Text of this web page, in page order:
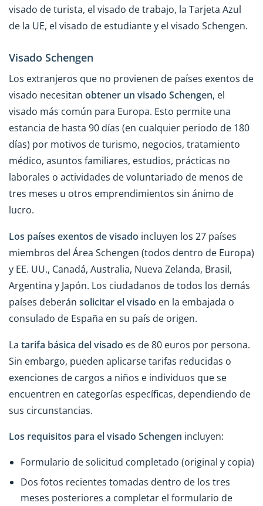
visado de turista, el visado de trabajo, la Tarjeta Azul
de la UE, el visado de estudiante y el visado Schengen.
Visado Schengen
Los extranjeros que no provienen de países exentos de
visado necesitan obtener un visado Schengen, el
visado más común para Europa. Esto permite una
estancia de hasta 90 días (en cualquier periodo de 180
días) por motivos de turismo, negocios, tratamiento
médico, asuntos familiares, estudios, prácticas no
laborales o actividades de voluntariado de menos de
tres meses u otros emprendimientos sin ánimo de
lucro.
Los países exentos de visado incluyen los 27 países
miembros del Área Schengen (todos dentro de Europa)
y EE. UU., Canadá, Australia, Nueva Zelanda, Brasil,
Argentina y Japón. Los ciudadanos de todos los demás
países deberán solicitar elvisado en la embajada o
consulado de España en su país de origen.
La tarifa básica del visado es de 80 euros por persona.
Sin embargo, pueden aplicarse tarifas reducidas o
exenciones de cargos a niños e individuos que se
encuentren en categorías específicas, dependiendo de
sus circunstancias.
Los requisitos para el visado Schengen incluyen:
Formulario de solicitud completado (original y copia)
Dos fotos recientes tomadas dentro de los tres
meses posteriores a completar el formulario de